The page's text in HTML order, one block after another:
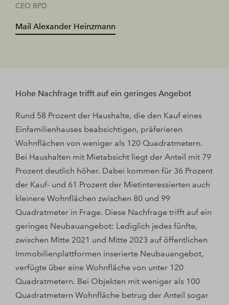
CEO BPD
Mail Alexander Heinzmann
Hohe Nachfrage trifft auf ein geringes Angebot
Rund 58 Prozent der Haushalte, die den Kauf eines
Einfamilienhauses beabsichtigen, präferieren
Wohnflächen von weniger als 120 Quadratmetern.
Bei Haushalten mit Mietabsicht liegt der Anteil mit 79
Prozent deutlich höher. Dabei kommen für 36 Prozent
der Kauf- und 61 Prozent der Mietinteressierten auch
kleinere Wohnflächen zwischen 80 und 99
Quadratmeter in Frage. Diese Nachfrage trifft auf ein
geringes Neubauangebot: Lediglich jedes fünfte,
zwischen Mitte 2021 und Mitte 2023 auf öffentlichen
Immobilienplattformen inserierte Neubauangebot,
verfügte über eine Wohnfläche von unter 120
Quadratmetern. Bei Objekten mit weniger als 100
Quadratmetern Wohnfläche betrug der Anteil sogar